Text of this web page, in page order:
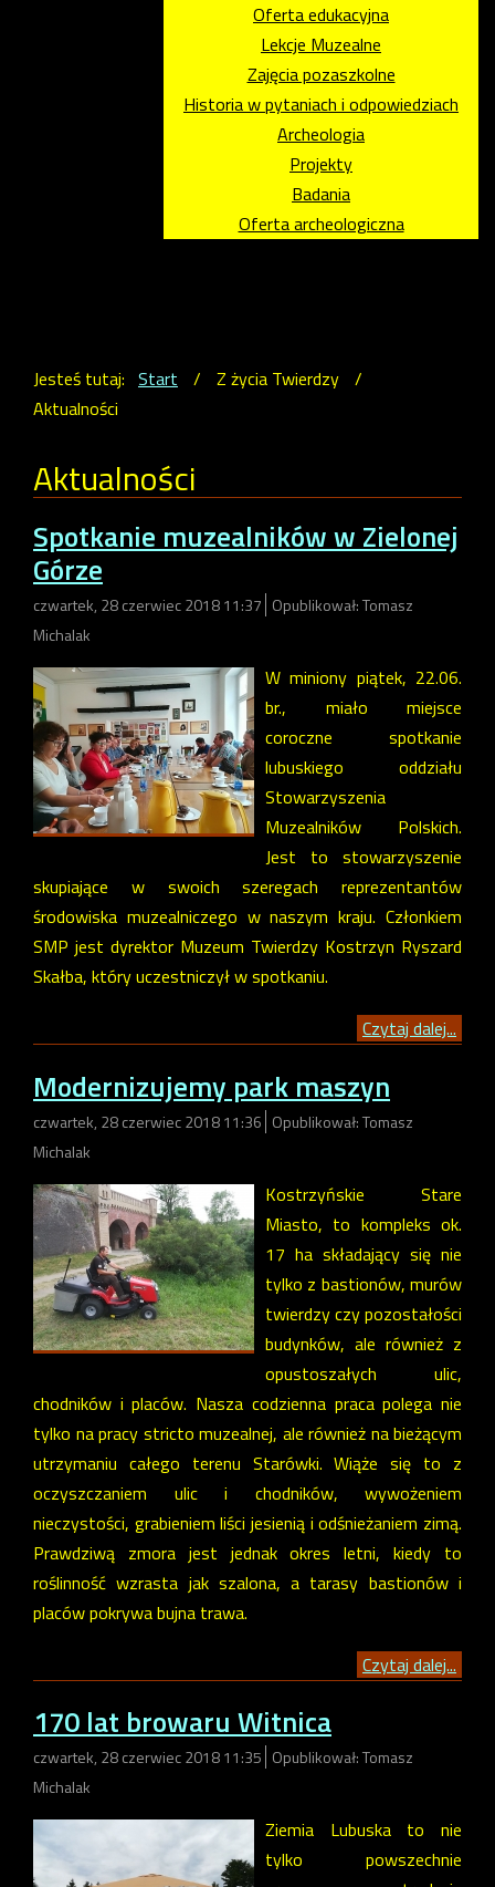
Oferta edukacyjna
Lekcje Muzealne
Zajęcia pozaszkolne
Historia w pytaniach i odpowiedziach
Archeologia
Projekty
Badania
Oferta archeologiczna
Jesteś tutaj: Start / Z życia Twierdzy /
Aktualności
Aktualności
Spotkanie muzealników w Zielonej
Górze
czwartek, 28 czerwiec 2018 11:37 Opublikował: Tomasz
Michalak
W miniony piątek, 22.06.
br., miało miejsce
coroczne spotkanie
lubuskiego oddziału
Stowarzyszenia
Muzealników Polskich.
Jest to stowarzyszenie
skupiające w swoich szeregach reprezentantów
środowiska muzealniczego w naszym kraju. Członkiem
SMP jest dyrektor Muzeum Twierdzy Kostrzyn Ryszard
Skałba, który uczestniczył w spotkaniu.
Czytaj dalej...
Modernizujemy park maszyn
czwartek, 28 czerwiec 2018 11:36 Opublikował: Tomasz
Michalak
Kostrzyńskie Stare
Miasto, to kompleks ok.
17 ha składający się nie
tylko z bastionów, murów
twierdzy czy pozostałości
budynków, ale również z
opustoszałych ulic,
chodników i placów. Nasza codzienna praca polega nie
tylko na pracy stricto muzealnej, ale również na bieżącym
utrzymaniu całego terenu Starówki. Wiąże się to z
oczyszczaniem ulic i chodników, wywożeniem
nieczystości, grabieniem liści jesienią i odśnieżaniem zimą.
Prawdziwą zmora jest jednak okres letni, kiedy to
roślinność wzrasta jak szalona, a tarasy bastionów i
placów pokrywa bujna trawa.
Czytaj dalej...
170 lat browaru Witnica
czwartek, 28 czerwiec 2018 11:35 Opublikował: Tomasz
Michalak
Ziemia Lubuska to nie
tylko powszechnie